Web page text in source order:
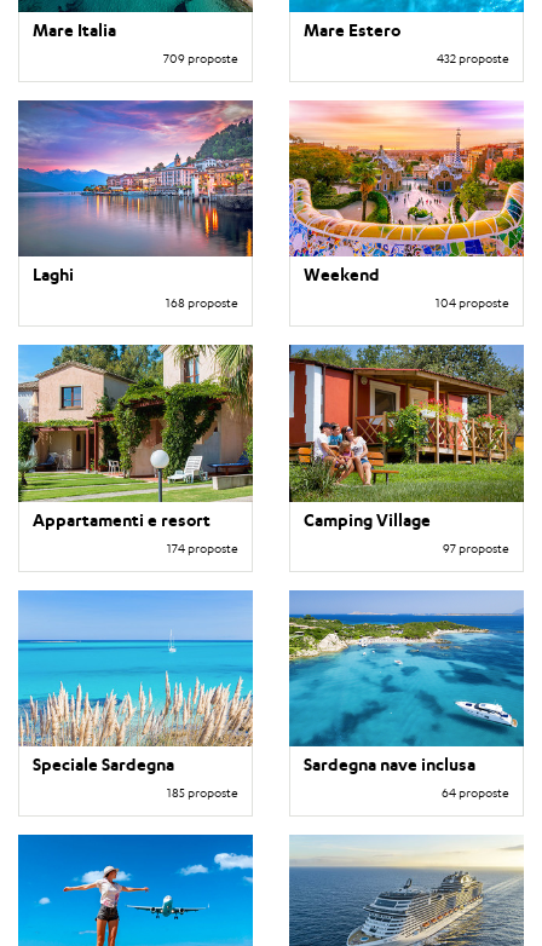
Mare Italia
709 proposte
Mare Estero
432 proposte
Laghi
168 proposte
Weekend
104 proposte
Appartamenti e resort
174 proposte
Camping Village
97 proposte
Speciale Sardegna
185 proposte
Sardegna nave inclusa
64 proposte